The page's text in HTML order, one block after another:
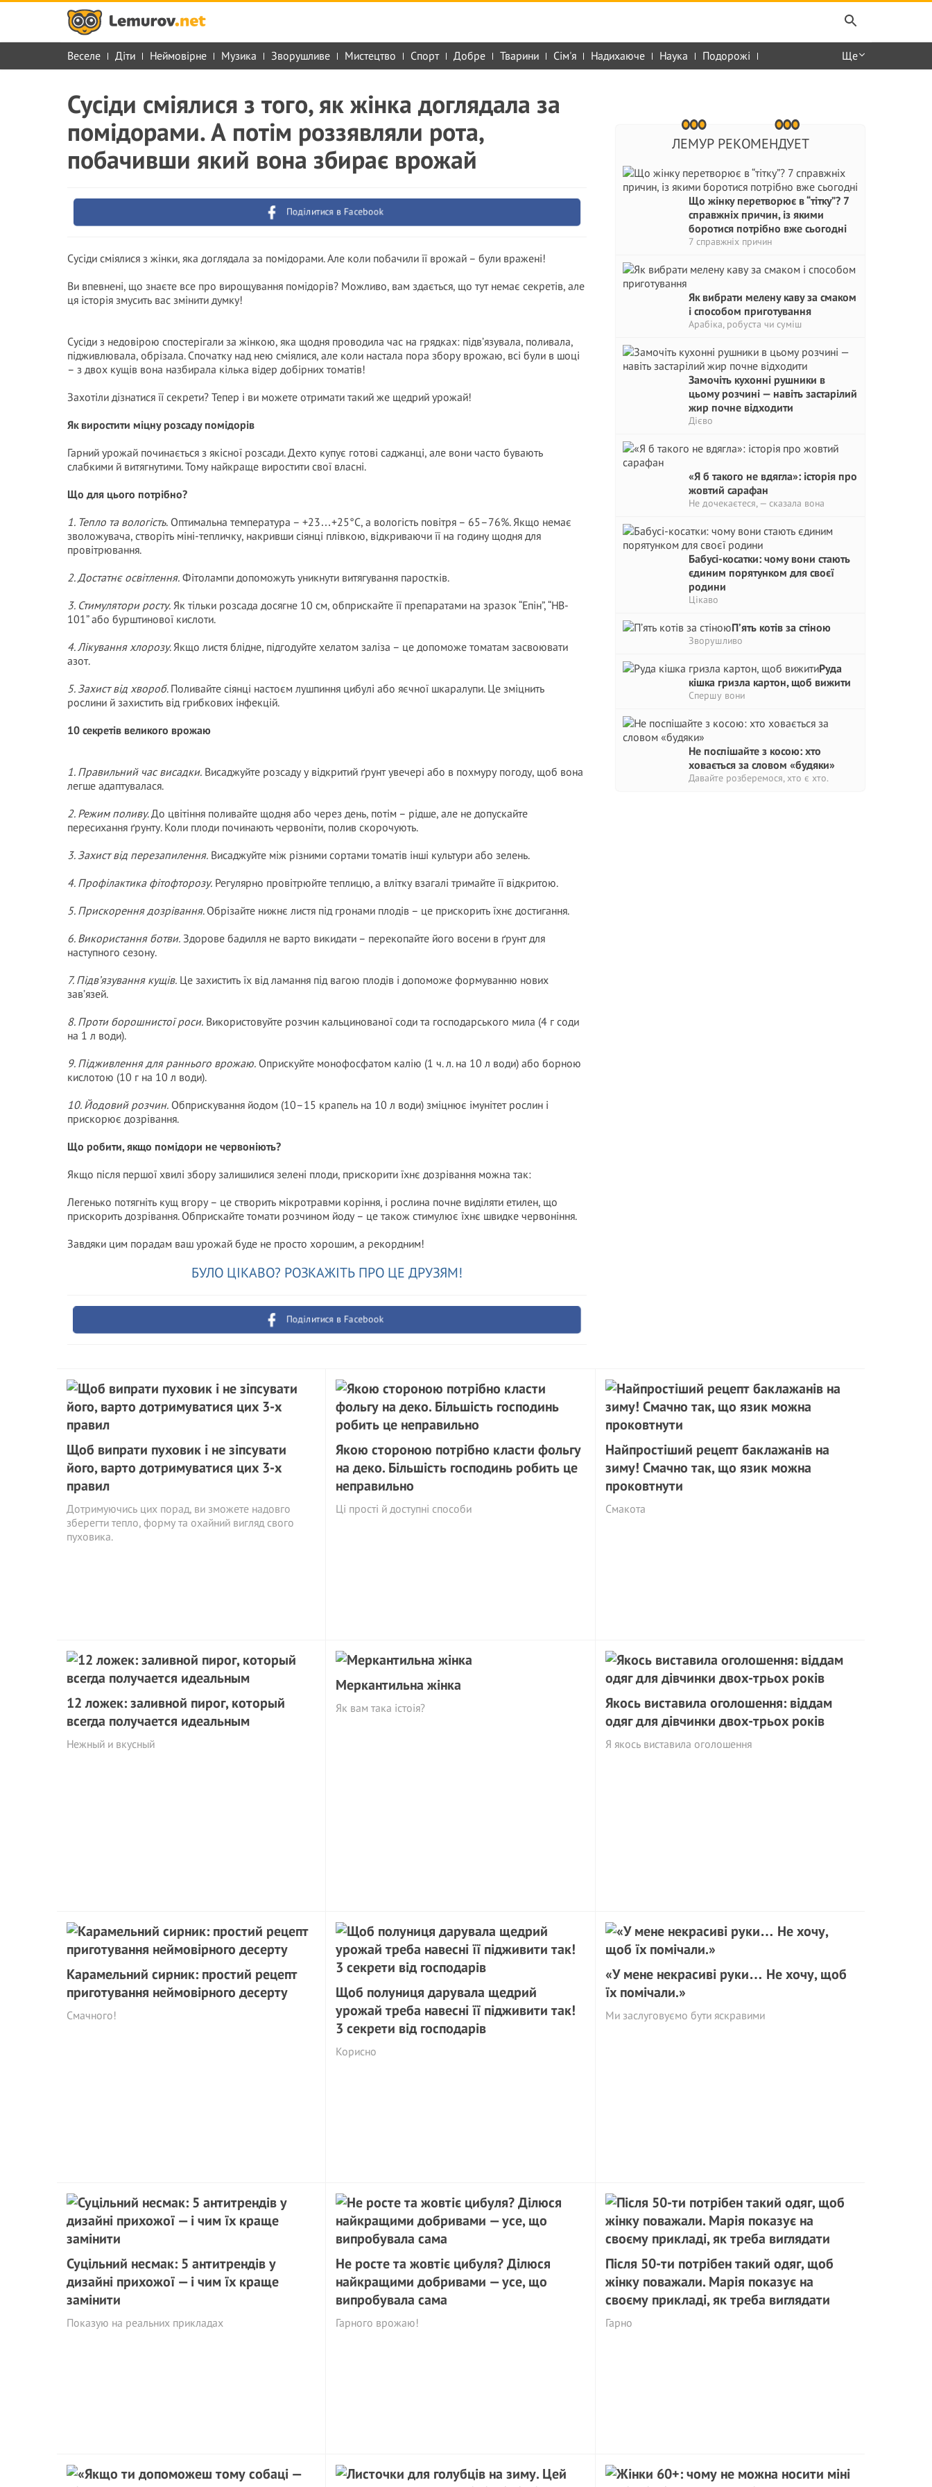
Веселе Діти Неймовірне Музика Зворушливе Мистецтво Спорт Добре Тварини Сім'я Надихаюче Наука Подорожі Ще
ЛЕМУР РЕКОМЕНДУЕТ
Що жінку перетворює в “тітку”? 7
справжніх причин, із якими
боротися потрібно вже сьогодні
7 справжніх причин
Як вибрати мелену каву за смаком
і способом приготування
Арабіка, робуста чи суміш
Замочіть кухонні рушники в
цьому розчині — навіть застарілий
жир почне відходити
Дієво
«Я б такого не вдягла»: історія про
жовтий сарафан
Не дочекаєтеся, — сказала вона
Бабусі-косатки: чому вони стають
єдиним порятунком для своєї
родини
Цікаво
П’ять котів за стіною
Зворушливо
Руда
кішка гризла картон, щоб вижити
Спершу вони
Не поспішайте з косою: хто
ховається за словом «будяки»
Давайте розберемося, хто є хто.
Сусіди сміялися з того, як жінка доглядала за
помідорами. А потім роззявляли рота,
побачивши який вона збирає врожай
Поділитися в Facebook
Сусіди сміялися з жінки, яка доглядала за помідорами. Але коли побачили її врожай – були вражені!
Ви впевнені, що знаєте все про вирощування помідорів? Можливо, вам здається, що тут немає секретів, але
ця історія змусить вас змінити думку!
Сусіди з недовірою спостерігали за жінкою, яка щодня проводила час на грядках: підв’язувала, поливала,
підживлювала, обрізала. Спочатку над нею сміялися, але коли настала пора збору врожаю, всі були в шоці
– з двох кущів вона назбирала кілька відер добірних томатів!
Захотіли дізнатися її секрети? Тепер і ви можете отримати такий же щедрий урожай!
Як виростити міцну розсаду помідорів
Гарний урожай починається з якісної розсади. Дехто купує готові саджанці, але вони часто бувають
слабкими й витягнутими. Тому найкраще виростити свої власні.
Що для цього потрібно?
1. Тепло та вологість. Оптимальна температура – +23…+25°C, а вологість повітря – 65–76%. Якщо немає
зволожувача, створіть міні-тепличку, накривши сіянці плівкою, відкриваючи її на годину щодня для
провітрювання.
2. Достатнє освітлення. Фітолампи допоможуть уникнути витягування паростків.
3. Стимулятори росту. Як тільки розсада досягне 10 см, обприскайте її препаратами на зразок “Епін”, “HB-
101” або бурштинової кислоти.
4. Лікування хлорозу. Якщо листя блідне, підгодуйте хелатом заліза – це допоможе томатам засвоювати
азот.
5. Захист від хвороб. Поливайте сіянці настоєм лушпиння цибулі або яєчної шкаралупи. Це зміцнить
рослини й захистить від грибкових інфекцій.
10 секретів великого врожаю
1. Правильний час висадки. Висаджуйте розсаду у відкритий ґрунт увечері або в похмуру погоду, щоб вона
легше адаптувалася.
2. Режим поливу. До цвітіння поливайте щодня або через день, потім – рідше, але не допускайте
пересихання ґрунту. Коли плоди починають червоніти, полив скорочують.
3. Захист від перезапилення. Висаджуйте між різними сортами томатів інші культури або зелень.
4. Профілактика фітофторозу. Регулярно провітрюйте теплицю, а влітку взагалі тримайте її відкритою.
5. Прискорення дозрівання. Обрізайте нижнє листя під гронами плодів – це прискорить їхнє достигання.
6. Використання ботви. Здорове бадилля не варто викидати – перекопайте його восени в ґрунт для
наступного сезону.
7. Підв’язування кущів. Це захистить їх від ламання під вагою плодів і допоможе формуванню нових
зав’язей.
8. Проти борошнистої роси. Використовуйте розчин кальцинованої соди та господарського мила (4 г соди
на 1 л води).
9. Підживлення для раннього врожаю. Оприскуйте монофосфатом калію (1 ч. л. на 10 л води) або борною
кислотою (10 г на 10 л води).
10. Йодовий розчин. Обприскування йодом (10–15 крапель на 10 л води) зміцнює імунітет рослин і
прискорює дозрівання.
Що робити, якщо помідори не червоніють?
Якщо після першої хвилі збору залишилися зелені плоди, прискорити їхнє дозрівання можна так:
Легенько потягніть кущ вгору – це створить мікротравми коріння, і рослина почне виділяти етилен, що
прискорить дозрівання. Обприскайте томати розчином йоду – це також стимулює їхнє швидке червоніння.
Завдяки цим порадам ваш урожай буде не просто хорошим, а рекордним!
БУЛО ЦІКАВО? РОЗКАЖІТЬ ПРО ЦЕ ДРУЗЯМ!
Поділитися в Facebook
Щоб випрати пуховик і не зіпсувати
його, варто дотримуватися цих 3-х
правил
Дотримуючись цих порад, ви зможете надовго
зберегти тепло, форму та охайний вигляд свого
пуховика.
Якою стороною потрібно класти фольгу
на деко. Більшість господинь робить це
неправильно
Ці прості й доступні способи
Найпростіший рецепт баклажанів на
зиму! Смачно так, що язик можна
проковтнути
Смакота
12 ложек: заливной пирог, который
всегда получается идеальным
Нежный и вкусный
Меркантильна жінка
Як вам така істоія?
Якось виставила оголошення: віддам
одяг для дівчинки двох-трьох років
Я якось виставила оголошення
Карамельний сирник: простий рецепт
приготування неймовірного десерту
Смачного!
Щоб полуниця дарувала щедрий
урожай треба навесні її підживити так!
3 секрети від господарів
Корисно
«У мене некрасиві руки… Не хочу, щоб
їх помічали.»
Ми заслуговуємо бути яскравими
Суцільний несмак: 5 антитрендів у
дизайні прихожої — і чим їх краще
замінити
Показую на реальних прикладах
Не росте та жовтіє цибуля? Ділюся
найкращими добривами — усе, що
випробувала сама
Гарного врожаю!
Після 50-ти потрібен такий одяг, щоб
жінку поважали. Марія показує на
своєму прикладі, як треба виглядати
Гарно